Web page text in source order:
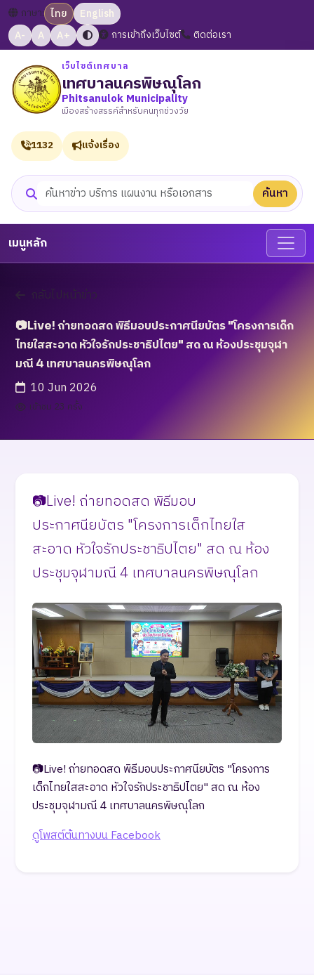
ภาษา: ไทย
English
A-
A A+ การเข้าถึงเว็บไซต์ ติดต่อเรา
เว็บไซต์เทศบาล
เทศบาลนครพิษณุโลก
Phitsanulok Municipality
เมืองสร้างสรรค์สำหรับคนทุกช่วงวัย
ค้นหาเว็บไซต์ ค้นหา
1132 แจ้งเรื่อง
เมนูหลัก
กลับไปหน้าข่าว
📷Live! ถ่ายทอดสด พิธีมอบประกาศนียบัตร "โครงการเด็ก
ไทยใสสะอาด หัวใจรักประชาธิปไตย" สด ณ ห้องประชุมจุฬา
มณี 4 เทศบาลนครพิษณุโลก
10 Jun 2026
เข้าชม 23 ครั้ง
📷Live! ถ่ายทอดสด พิธีมอบ
ประกาศนียบัตร "โครงการเด็กไทยใส
สะอาด หัวใจรักประชาธิปไตย" สด ณ ห้อง
ประชุมจุฬามณี 4 เทศบาลนครพิษณุโลก
📷Live! ถ่ายทอดสด พิธีมอบประกาศนียบัตร "โครงการ
เด็กไทยใสสะอาด หัวใจรักประชาธิปไตย" สด ณ ห้อง
ประชุมจุฬามณี 4 เทศบาลนครพิษณุโลก
ดูโพสต์ต้นทางบน Facebook